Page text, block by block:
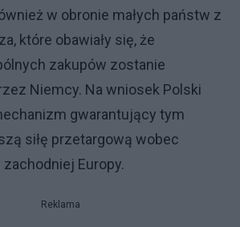
w obronie małych państw z
które obawiały się, że
zakupów zostanie
Niemcy. Na wniosek Polski
gwarantujący tym
siłę przetargową wobec
Europy.
Reklama